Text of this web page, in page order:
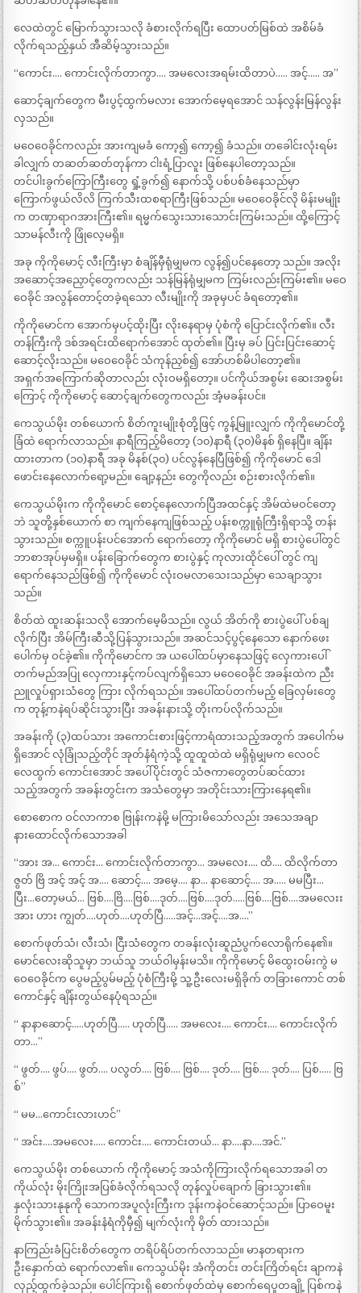
လေထဲတွင် မြောက်သွားသလို ခံစားလိုက်ရပြီး ထောပတ်မြစ်ထဲ အစိမ်ခံ
လိုက်ရသည့်နှယ် အီဆိမ့်သွားသည်။
“ကောင်း…. ကောင်းလိုက်တာကွာ…. အမလေးအရမ်းထိတာပဲ….. အင့်….. အ”
ဆောင့်ချက်တွေက မီးပွင့်ထွက်မလား အောက်မေ့ရအောင် သန်လွန်းမြန်လွန်း
လှသည်။
မဝေဝေခိုင်ကလည်း အားကျမခံ ကော့၍ ကော့၍ ခံသည်။ တခေါင်းလုံးရမ်း
ခါလျှက် တဆတ်ဆတ်တုန်ကာ ငါးရံ့ပြာလူး ဖြစ်နေပါတော့သည်။
တင်ပါးခွက်ကြောကြီးတွေ ရှုံ့ခွက်၍ နောက်သို့ ပစ်ပစ်ခံနေသည်မှာ
ကြောက်ဖွယ်လိလိ ကြက်သီးထစရာကြီးဖြစ်သည်။ မဝေဝေခိုင်လို မိန်းမမျိုး
က တဏှာရာဂအားကြီး၏။ ရမ္မက်သွေးသားသောင်းကြမ်းသည်။ ထို့ကြောင့်
သာမန်လီးကို ဖြုံလေ့မရှိ။
အခု ကိုကိုမောင့် လီးကြီးမှာ စံချိန်မှီရုံမျှမက လွန်၍ပင်နေတော့ သည်။ အလိုး
အဆောင့်အညှောင့်တွေကလည်း သန်မြန်ရုံမျှမက ကြမ်းလည်းကြမ်း၏။ မဝေ
ဝေခိုင် အလွန်တောင့်တခဲ့ရသော လီးမျိုးကို အခုမှပင် ခံရတော့၏။
ကိုကိုမောင်က အောက်မှပင့်ထိုးပြီး လိုးနေရာမှ ပုံစံကို ပြောင်းလိုက်၏။ လီး
တန်ကြီးကို ဒစ်အရင်းထိရောက်အောင် ထုတ်၏။ ပြီးမှ ခပ် ပြင်းပြင်းဆောင့်
ဆောင့်လိုးသည်။ မဝေဝေခိုင် သံကုန်ညှစ်၍ အော်ဟစ်မိပါတော့၏။
အရှက်အကြောက်ဆိုတာလည်း လုံးဝမရှိတော့။ ပင်ကိုယ်အစွမ်း ဆေးအစွမ်း
ကြောင့် ကိုကိုမောင့် ဆောင့်ချက်တွေကလည်း အံ့မခန်းပင်။
ကေသွယ်မိုး တစ်ယောက် စိတ်ကူးမျိုးစုံတို့ဖြင့် ကွန့်မြူးလျှက် ကိုကိုမောင်တို့
ခြံထဲ ရောက်လာသည်။ နာရီကြည့်မိတော့ (၁၀)နာရီ (၃၀)မိနစ် ရှိနေပြီ။ ချိန်း
ထားတာက (၁၀)နာရီ အခု မိနစ်(၃၀) ပင်လွန်နေပြီဖြစ်၍ ကိုကိုမောင် ဒေါ
ဖောင်းနေလောက်ရော့မည်။ ချော့နည်း တွေကိုလည်း စဉ်းစားလိုက်၏။
ကေသွယ်မိုးက ကိုကိုမောင် စောင့်နေလောက်ပြီအထင်နှင့် အိမ်ထဲမဝင်တော့
ဘဲ သူတို့နှစ်ယောက် စာ ကျက်နေကျဖြစ်သည့် ပန်းစက္ကူရုံကြီးရှိရာသို့ တန်း
သွားသည်။ စက္ကူပန်းပင်အောက် ရောက်တော့ ကိုကိုမောင် မရှိ စားပွဲပေါ်တွင်
ဘာစာအုပ်မှမရှိ။ ပန်းခြောက်တွေက စားပွဲနှင့် ကုလားထိုင်ပေါ် တွင် ကျ
ရောက်နေသည်ဖြစ်၍ ကိုကိုမောင် လုံးဝမလာသေးသည်မှာ သေချာသွား
သည်။
စိတ်ထဲ ထူးဆန်းသလို အောက်မေ့မိသည်။ လွယ် အိတ်ကို စားပွဲပေါ် ပစ်ချ
လိုက်ပြီး အိမ်ကြီးဆီသို့ပြန်သွားသည်။ အဆင်သင့်ပွင့်နေသော နောက်ဖေး
ပေါက်မှ ဝင်ခဲ့၏။ ကိုကိုမောင်က အ ယပေါ်ထပ်မှာနေသဖြင့် လှေကားပေါ်
တက်မည်အပြု လှေကားနှင့်ကပ်လျက်ရှိသော မဝေဝေခိုင် အခန်းထဲက ညီး
ညူလှုပ်ရှားသံတွေ ကြား လိုက်ရသည်။ အပေါ်ထပ်တက်မည့် ခြေလှမ်းတွေ
က တုန့်ကနဲရပ်ဆိုင်းသွားပြီး အခန်းနားသို့ တိုးကပ်လိုက်သည်။
အခန်းကို (၃)ထပ်သား အကောင်းစားဖြင့်ကာရံထားသည့်အတွက် အပေါက်မ
ရှိအောင် လုံခြုံသည့်တိုင် အုတ်နံရံကဲ့သို့ ထူထူထဲထဲ မရှိရုံမျှမက လေဝင်
လေထွက် ကောင်းအောင် အပေါ်ပိုင်းတွင် သံဇကာတွေတပ်ဆင်ထား
သည့်အတွက် အခန်းတွင်းက အသံတွေမှာ အတိုင်းသားကြားနေရ၏။
စောစောက ဝင်လာကာစ ဗြုန်းကနဲမို့ မကြားမိသော်လည်း အသေအချာ
နားထောင်လိုက်သောအခါ
“အား အ… ကောင်း… ကောင်းလိုက်တာကွာ… အမလေး…. ထိ…. ထိလိုက်တာ
ဇွတ် ဗြိ အင့် အင့် အ…. ဆောင့်…. အမေ့…. နာ… နာဆောင့်…. အ….. မမပြီး…
ပြီး…တော့မယ်… ဗြစ်….ဗြိ….ဗြစ်….ဒုတ်….ဗြစ်….ဒုတ်…..ဗြစ်….ဗြစ်….အမလေးး
အား ဟား ကျွတ်….ဟုတ်….ဟုတ်ပြီ…..အင့်…အင့်….အ….”
စောက်ဖုတ်သံ၊ လီးသံ၊ ငြီးသံတွေက တခန်းလုံးဆူညံပွက်လောရိုက်နေ၏။
မောင်လေးဆိုသူမှာ ဘယ်သူ ဘယ်ဝါမှန်းမသိ။ ကိုကိုမောင့် မိထွေးဝမ်းကွဲ မ
ဝေဝေခိုင်က ပွေမည့်ပွမ်မည့် ပုံစံကြီးမို့ သူ့ဦးလေးမရှိခိုက် တခြားကောင် တစ်
ကောင်နှင့် ချိန်းတွယ်နေပုံရသည်။
“ နာနာဆောင့်…..ဟုတ်ပြီ….. ဟုတ်ပြီ….. အမလေး…. ကောင်း…. ကောင်းလိုက်
တာ…”
“ ဖွတ်…. ဖွပ်…. ဖွတ်…. ပလွတ်…. ဗြစ်…. ဗြစ်…. ဒုတ်…. ဗြစ်…. ဒုတ်…. ပြစ်….. ဗြ
စ်”
“ မမ…ကောင်းလားဟင်”
“ အင်း….အမလေး….. ကောင်း…. ကောင်းတယ်… နာ….နာ….အင်.”
ကေသွယ်မိုး တစ်ယောက် ကိုကိုမောင့် အသံကိုကြားလိုက်ရသောအခါ တ
ကိုယ်လုံး မိုးကြိုးအပြစ်ခံလိုက်ရသလို တုန်လှုပ်ချောက် ခြားသွား၏။
နှလုံးသားနုနုကို သောကအပူလုံးကြီးက ဒုန်းကနဲဝင်ဆောင့်သည်။ ပြာဝေမူး
မိုက်သွား၏။ အခန်းနံရံကိုမှီ၍ မျက်လုံးကို မှိတ် ထားသည်။
နာကြည်းခံပြင်းစိတ်တွေက တရိပ်ရိပ်တက်လာသည်။ မာနတရားက
ဦးနှောက်ထဲ ရောက်လာ၏။ ကေသွယ်မိုး အံကိုတင်း တင်းကြိတ်ရင်း ချာကနဲ
လှည့်ထွက်ခဲ့သည်။ ပေါင်ကြားရှိ စောက်ဖုတ်ထဲမှ စောက်ရေပူတချို့ ပြစ်ကနဲ